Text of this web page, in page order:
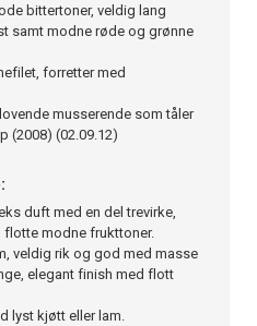
bittertoner, veldig lang
samt modne røde og grønne
forretter med
musserende som tåler
(2008) (02.09.12)
duft med en del trevirke,
modne frukttoner.
veldig rik og god med masse
elegant finish med flott
lyst kjøtt eller lam.